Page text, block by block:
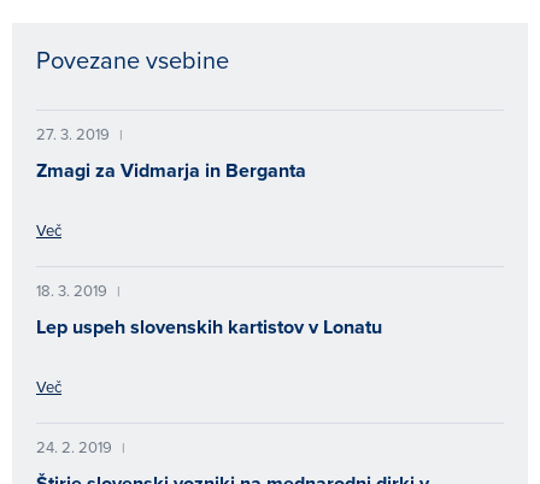
Povezane vsebine
27. 3. 2019 |
Zmagi za Vidmarja in Berganta
Več
18. 3. 2019 |
Lep uspeh slovenskih kartistov v Lonatu
Več
24. 2. 2019 |